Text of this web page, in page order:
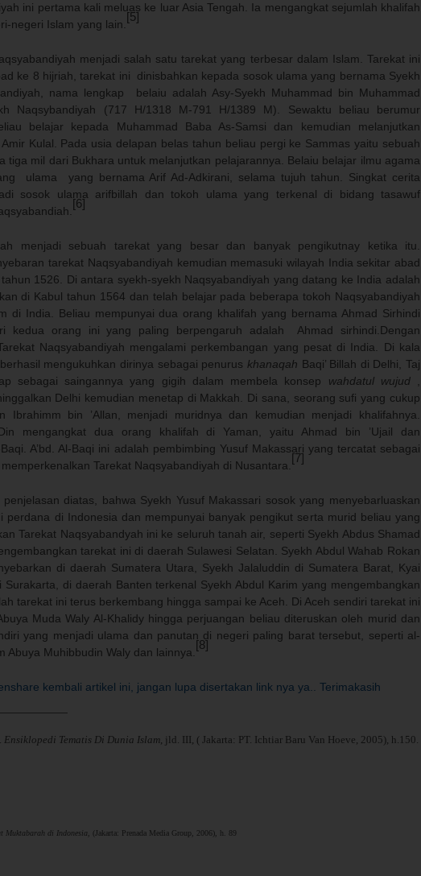
ini pertama kali meluas ke luar Asia Tengah. Ia mengangkat sejumlah khalifah
negeri Islam yang lain.
[5]
menjadi salah satu tarekat yang terbesar dalam Islam. Tarekat ini
ke 8 hijriah, tarekat ini
dinisbahkan kepada sosok ulama yang bernama Syekh
nama lengkap
belaiu adalah Asy-Syekh Muhammad bin Muhammad
Naqsybandiyah (717 H/1318 M-791 H/1389 M). Sewaktu beliau berumur
belajar kepada Muhammad Baba As-Samsi dan kemudian melanjutkan
Kulal. Pada usia delapan belas tahun beliau pergi ke Sammas yaitu sebuah
tiga mil dari Bukhara untuk melanjutkan pelajarannya. Belaiu belajar ilmu agama
ulama
yang bernama Arif Ad-Adkirani, selama tujuh tahun. Singkat cerita
sosok ulama arifbillah dan tokoh ulama yang terkenal di bidang tasawuf
[6]
menjadi sebuah tarekat yang besar dan banyak pengikutnay ketika itu.
tarekat Naqsyabandiyah kemudian memasuki wilayah India sekitar abad
1526. Di antara syekh-syekh Naqsyabandiyah yang datang ke India adalah
di Kabul tahun 1564 dan telah belajar pada beberapa tokoh Naqsyabandiyah
di India. Beliau mempunyai dua orang khalifah yang bernama Ahmad Sirhindi
kedua orang ini yang paling berpengaruh adalah
Ahmad sirhindi.Dengan
Naqsyabandiyah mengalami perkembangan yang pesat di India. Di kala
mengukuhkan dirinya sebagai penurus khanaqah Baqi’ Billah di Delhi, Taj
sebagai saingannya yang gigih dalam membela konsep wahdatul wujud,
Delhi kemudian menetap di Makkah. Di sana, seorang sufi yang cukup
Ibrahimm bin ’Allan, menjadi muridnya dan kemudian menjadi khalifahnya.
mengangkat dua orang khalifah di Yaman, yaitu Ahmad bin ’Ujail dan
Baqi. A’bd. Al-Baqi ini adalah pembimbing Yusuf Makassari yang tercatat sebagai
Tarekat Naqsyabandiyah di Nusantara.
[7]
diatas, bahwa Syekh Yusuf Makassari sosok yang menyebarluaskan
perdana di Indonesia dan mempunyai banyak pengikut serta murid beliau yang
Tarekat Naqsyabandyah ini ke seluruh tanah air, seperti Syekh Abdus Shamad
tarekat ini di daerah Sulawesi Selatan. Syekh Abdul Wahab Rokan
di daerah Sumatera Utara, Syekh Jalaluddin di Sumatera Barat, Kyai
Surakarta, di daerah Banten terkenal Syekh Abdul Karim yang mengembangkan
tarekat ini terus berkembang hingga sampai ke Aceh. Di Aceh sendiri tarekat ini
Muda Waly Al-Khalidy hingga perjuangan beliau diteruskan oleh murid dan
yang menjadi ulama dan panutan di negeri paling barat tersebut, seperti al-
Abuya Muhibbudin Waly dan lainnya.
[8]
kembali artikel ini, jangan lupa disertakan link nya ya.. Terimakasih
Ensiklopedi Tematis Di Dunia Islam, jld. III, ( Jakarta: PT. Ichtiar Baru Van Hoeve, 2005), h.150.
Muktabarah di Indonesia , (Jakarta: Prenada Media Group, 2006), h. 89